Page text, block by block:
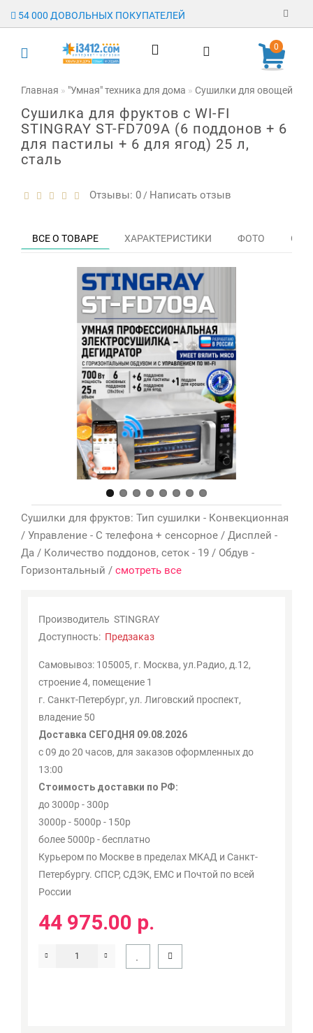
54 000 ДОВОЛЬНЫХ ПОКУПАТЕЛЕЙ
Регистрация
Доставка
Отзывы
Мои
закладки
Сравнение
товаров
0
Главная "Умная" техника для дома Сушилки для овощей,
Сушилка для фруктов с WI-FI
STINGRAY ST-FD709A (6 поддонов + 6
для пастилы + 6 для ягод) 25 л,
сталь
Отзывы: 0 / Написать отзыв
ВСЕ О ТОВАРЕ ХАРАКТЕРИСТИКИ ФОТО
Сушилки для фруктов: Тип сушилки - Конвекционная
/ Управление - С телефона + сенсорное / Дисплей -
Да / Количество поддонов, сеток - 19 / Обдув -
Горизонтальный / смотреть все
Производитель STINGRAY
Доступность: Предзаказ
Самовывоз: 105005, г. Москва, ул.Радио, д.12,
строение 4, помещение 1
г. Санкт-Петербург, ул. Лиговский проспект,
владение 50
Доставка СЕГОДНЯ 09.08.2026
с 09 до 20 часов, для заказов оформленных до
13:00
Стоимость доставки по РФ:
до 3000р - 300р
3000р - 5000р - 150р
более 5000р - бесплатно
Курьером по Москве в пределах МКАД и Санкт-
Петербургу. СПСР, СДЭК, ЕМС и Почтой по всей
России
44 975.00 р.